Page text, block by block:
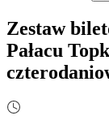
Zestaw
Pałacu